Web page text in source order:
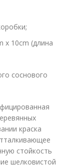
x 10cm (длина
соснового
краска
стойкость
шелковистой